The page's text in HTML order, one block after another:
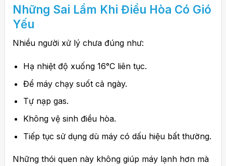
Những Sai Lầm Khi Điều Hòa Có Gió
Yếu
Nhiều người xử lý chưa đúng như:
Hạ nhiệt độ xuống 16°C liên tục.
Để máy chạy suốt cả ngày.
Tự nạp gas.
Không vệ sinh điều hòa.
Tiếp tục sử dụng dù máy có dấu hiệu bất thường.
Những thói quen này không giúp máy lạnh hơn mà